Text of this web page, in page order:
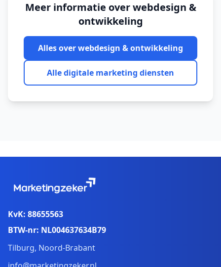
Meer informatie overwebdesign &
ontwikkeling
Alles overwebdesign & ontwikkeling
Alle digitale marketing diensten
KvK: 88655563
BTW-nr: NL004637634B79
Tilburg, Noord-Brabant